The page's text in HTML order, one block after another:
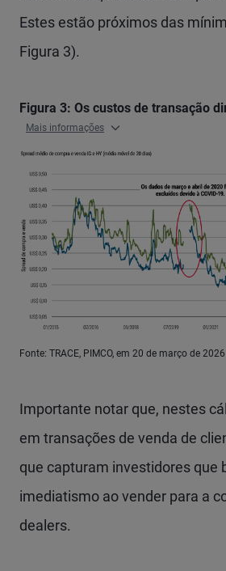
Estes estão próximos das
Figura 3).
Figura 3: Os custos de transação
Mais informações
Fonte: TRACE, PIMCO, em 20 de março de 2026
Importante notar que, nestes
em transações de venda de
que capturam investidores que
imediatismo ao vender para a
dealers.